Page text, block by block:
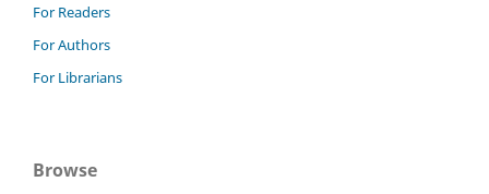
For Readers
For Authors
For Librarians
Browse